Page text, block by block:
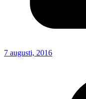
7 augusti, 2016